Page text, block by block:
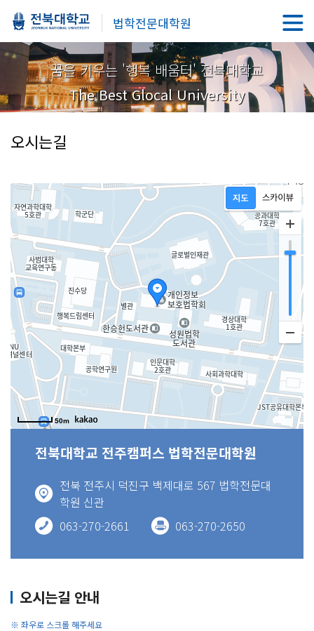
법학전문대학원
꿈을 키우는 '행복 배움터' 전북대학교
The Best Glocal University
오시는길
50m
전북대학교 전주캠퍼스 법학전문대학원
전북 전주시 덕진구 백제대로 567 법학전문대
학원 신관
063-270-2661
063-270-2650
오시는길 안내